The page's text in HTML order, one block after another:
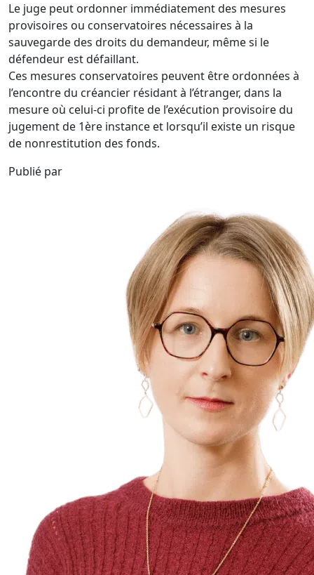
Le juge peut ordonner immédiatement des mesures
provisoires ou conservatoires nécessaires à la
sauvegarde des droits du demandeur, même si le
défendeur est défaillant.
Ces mesures conservatoires peuvent être ordonnées à
l’encontre du créancier résidant à l’étranger, dans la
mesure où celui-ci profite de l’exécution provisoire du
jugement de 1ère instance et lorsqu’il existe un risque
de nonrestitution des fonds.
Publié par